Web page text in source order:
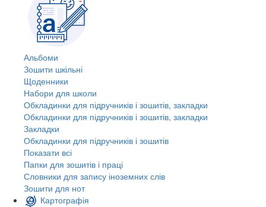
Альбоми
Зошити шкільні
Щоденники
Набори для школи
Обкладинки для підручників і зошитів, закладки
Обкладинки для підручників і зошитів, закладки
Закладки
Обкладинки для підручників і зошитів
Показати всі
Папки для зошитів і праці
Словники для запису іноземних слів
Зошити для нот
Картографія